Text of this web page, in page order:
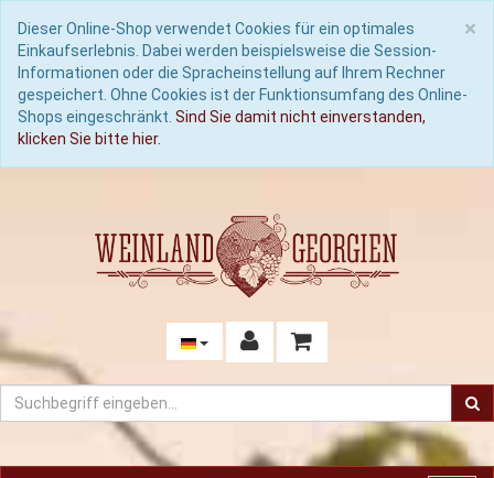
×
Dieser Online-Shop verwendet Cookies für ein optimales
Einkaufserlebnis. Dabei werden beispielsweise die Session-
Informationen oder die Spracheinstellung auf Ihrem Rechner
gespeichert. Ohne Cookies ist der Funktionsumfang des Online-
Shops eingeschränkt. Sind Sie damit nicht einverstanden,
klicken Sie bitte hier.